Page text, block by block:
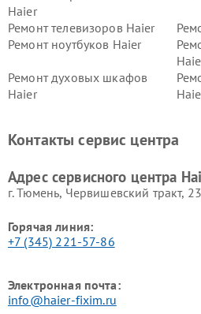
Haier
Ремонт телевизоров Haier
Ремонт ноутбуков Haier
Ремонт духовых шкафов
Haier
Ремонт роботов-пылесосов
Контакты сервис центра
Адрес сервисного центра
г. Тюмень, ​Червишевский тракт, 23
Горячая линия:
+7 (345) 221-57-86
Электронная почта:
info@haier-fixim.ru